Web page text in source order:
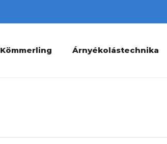
Kömmerling Árnyékolástechnika